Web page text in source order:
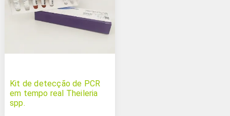
Kit de detecção de PCR
em tempo real Theileria
spp.